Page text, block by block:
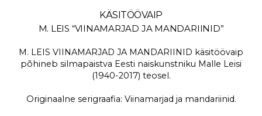
KÄSITÖÖVAIP
M. LEIS “VIINAMARJAD JA MANDARIINID”
M. LEIS VIINAMARJAD JA MANDARIINID käsitöövaip
põhineb silmapaistva Eesti naiskunstniku Malle Leisi
(1940-2017) teosel.
Originaalne serigraafia: Viinamarjad ja mandariinid.